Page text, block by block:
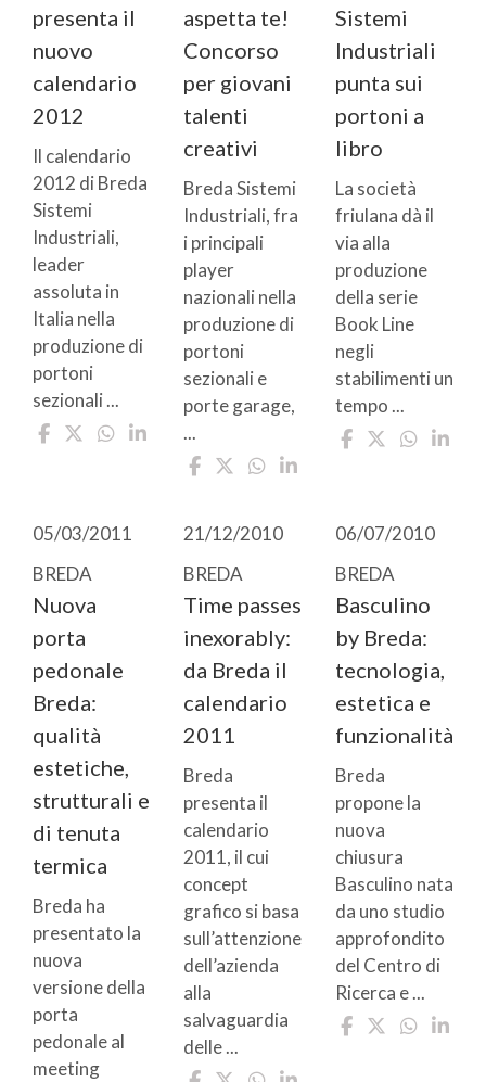
presenta il
nuovo
calendario
2012
Il calendario
2012 di Breda
Sistemi
Industriali,
leader
assoluta in
Italia nella
produzione di
portoni
sezionali ...
aspetta te!
Concorso
per giovani
talenti
creativi
Breda Sistemi
Industriali, fra
i principali
player
nazionali nella
produzione di
portoni
sezionali e
porte garage,
...
Sistemi
Industriali
punta sui
portoni a
libro
La società
friulana dà il
via alla
produzione
della serie
Book Line
negli
stabilimenti un
tempo ...
05/03/2011
BREDA
Nuova
porta
pedonale
Breda:
qualità
estetiche,
strutturali e
di tenuta
termica
Breda ha
presentato la
nuova
versione della
porta
pedonale al
meeting
21/12/2010
BREDA
Time passes
inexorably:
da Breda il
calendario
2011
Breda
presenta il
calendario
2011, il cui
concept
grafico si basa
sull’attenzione
dell’azienda
alla
salvaguardia
delle ...
06/07/2010
BREDA
Basculino
by Breda:
tecnologia,
estetica e
funzionalità
Breda
propone la
nuova
chiusura
Basculino nata
da uno studio
approfondito
del Centro di
Ricerca e ...